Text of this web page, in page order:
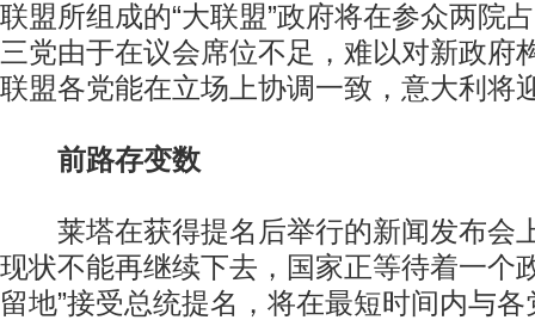
联盟所组成的“大联盟”政府将在参众两院
三党由于在议会席位不足，难以对新政府
联盟各党能在立场上协调一致，意大利将
前路存变数
莱塔在获得提名后举行的新闻发布会
现状不能再继续下去，国家正等待着一个
留地”接受总统提名，将在最短时间内与